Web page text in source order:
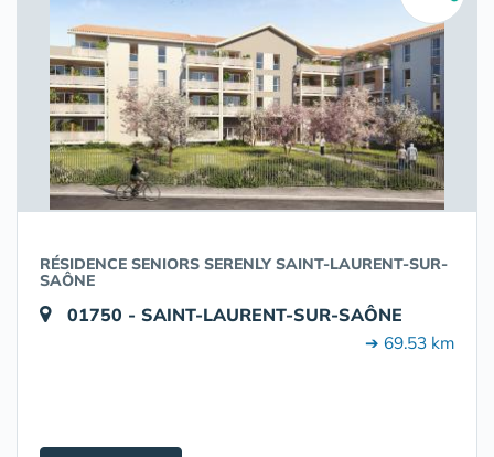
RÉSIDENCE SENIORS SERENLY SAINT-LAURENT-SUR-
SAÔNE
01750 - SAINT-LAURENT-SUR-SAÔNE
➔ 69.53 km